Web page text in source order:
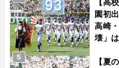
【高
園初
高崎
壊」
【夏
5